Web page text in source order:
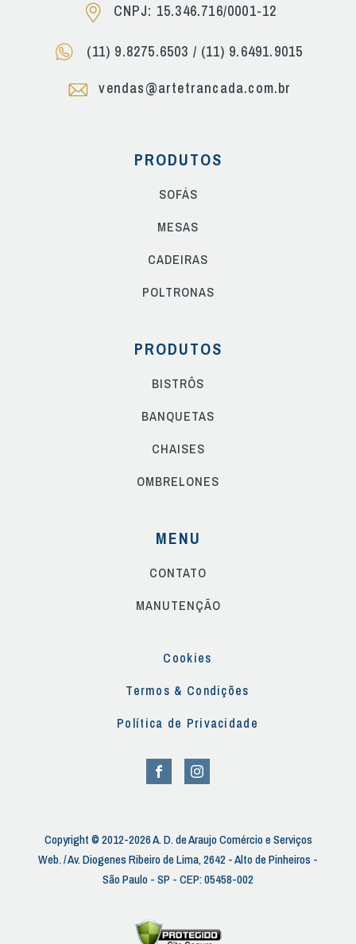
CNPJ: 15.346.716/0001-12
(11) 9.8275.6503 / (11) 9.6491.9015
vendas@artetrancada.com.br
PRODUTOS
SOFÁS
MESAS
CADEIRAS
POLTRONAS
PRODUTOS
BISTRÔS
BANQUETAS
CHAISES
OMBRELONES
MENU
CONTATO
MANUTENÇÃO
Cookies
Termos & Condições
Política de Privacidade
Copyright © 2012-2026 A. D. de Araujo Comércio e Serviços
Web. / Av. Diogenes Ribeiro de Lima, 2642 - Alto de Pinheiros -
São Paulo - SP - CEP: 05458-002